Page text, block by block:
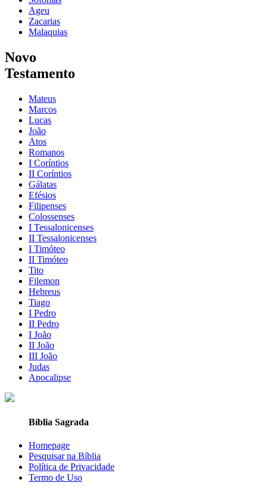
Ageu
Zacarias
Malaquias
Novo
Testamento
Mateus
Marcos
Lucas
João
Atos
Romanos
I Coríntios
II Coríntios
Gálatas
Efésios
Filipenses
Colossenses
I Tessalonicenses
II Tessalonicenses
I Timóteo
II Timóteo
Tito
Filemon
Hebreus
Tiago
I Pedro
II Pedro
I João
II João
III João
Judas
Apocalipse
Bíblia Sagrada
Homepage
Pesquisar na Bíblia
Política de Privacidade
Termo de Uso